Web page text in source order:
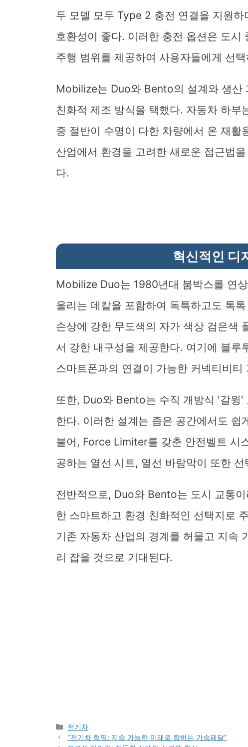
두 모델 모두 Type 2 충전 연결을 지원
호환성이 좋다. 이러한 충전 옵션은 도
주행 범위를 제공하여 사용자들에게 선
Mobilize는 Duo와 Bento의 설계와 생산
친화적 제조 방식을 택했다. 자동차 하
중 절반이 수명이 다한 차량에서 온 재
산업에서 환경을 고려한 새로운 접근법
다.
혁신적인 디
Mobilize Duo는 1980년대 붐박스를 연
울리는 데칼을 포함하여 독특하고도 톡
손상에 강한 무도색의 자가 색상 검은색
서 강한 내구성을 제공한다. 여기에 블
스마트폰과의 연결이 가능한 커넥티비티
또한, Duo와 Bento는 수직 개방식 '갈윙
한다. 이러한 설계는 좁은 공간에서도 쉽
불어, Force Limiter를 갖춘 안전벨트 시
공하는 열선 시트, 열선 바람막이 또한
전반적으로, Duo와 Bento는 도시 교통
한 스마트하고 환경 친화적인 선택지로
기존 자동차 산업의 경계를 허물고 지속
리 잡을 것으로 기대된다.
Categories
전기차
“전기차 혁명: 지속 가능한 미래로 향하는 가속페달”